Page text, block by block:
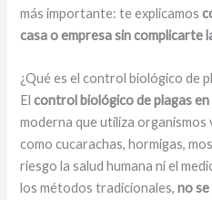
más importante: te explicamos
casa o empresa sin complicarte
¿Qué es el control biológico de
Elcontrol biológico de plagas
moderna que utiliza organismos
como cucarachas, hormigas,
riesgo la salud humana ni el
los métodos tradicionales,no